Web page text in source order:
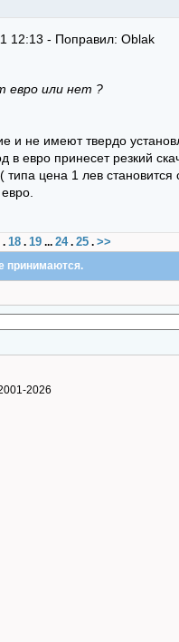
12:13 - Поправил: Oblak
евро или нет ?
и не имеют твердо
в евро принесет резкий
( типа цена 1 лев
. 18 . 19 ... 24. 25 . >>
принимаются.
2026